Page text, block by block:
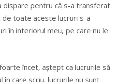
dispare pentru că s-a transferat
de toate aceste lucruri s-a
în interiorul meu, pe care nu le
încet, aștept ca lucrurile să
în care scriu, lucrurile nu sunt